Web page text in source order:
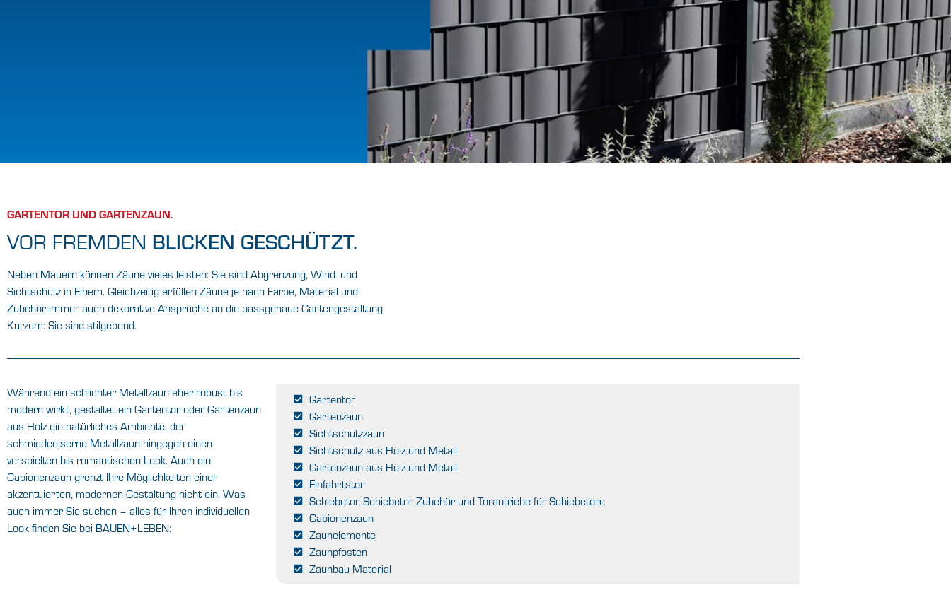
ALLTAG
DRAUSSEN:
DAS TOR ZU
IHRER
WELT.
Geht es um das Thema
Abgrenzung und Sicherung,
öffnen wir Ihnen Tür und Tor.
Privat wie gewerblich.
FINDEN SIE IHREN BAUFACHHANDEL
VOR ORT
GARTENTOR UND GARTENZAUN.
VOR FREMDEN BLICKEN GESCHÜTZT.
Neben Mauern können Zäune vieles leisten: Sie sind Abgrenzung, Wind- und
Sichtschutz in Einem. Gleichzeitig erfüllen Zäune je nach Farbe, Material und
Zubehör immer auch dekorative Ansprüche an die passgenaue Gartengestaltung.
Kurzum: Sie sind stilgebend.
Während ein schlichter Metallzaun eher robust bis
modern wirkt, gestaltet ein Gartentor oder Gartenzaun
aus Holz ein natürliches Ambiente, der
schmiedeeiserne Metallzaun hingegen einen
verspielten bis romantischen Look. Auch ein
Gabionenzaun grenzt Ihre Möglichkeiten einer
akzentuierten, modernen Gestaltung nicht ein. Was
auch immer Sie suchen – alles für Ihren individuellen
Look finden Sie bei BAUEN+LEBEN:
Gartentor
Gartenzaun
Sichtschutzzaun
Sichtschutz aus Holz und Metall
Gartenzaun aus Holz und Metall
Einfahrtstor
Schiebetor, Schiebetor Zubehör und Torantriebe für Schiebetore
Gabionenzaun
Zaunelemente
Zaunpfosten
Zaunbau Material